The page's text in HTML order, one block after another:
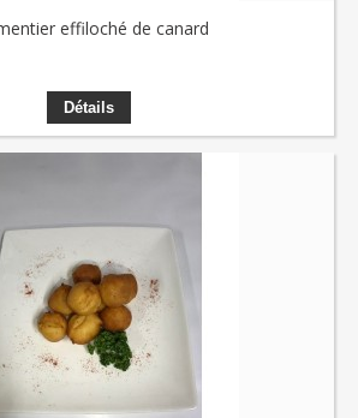
effiloché de canard
Détails